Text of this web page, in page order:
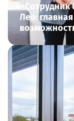
«Сотрудник
Лео: